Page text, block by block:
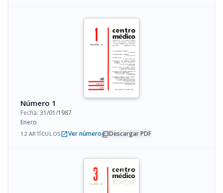
Número 1
Fecha: 31/01/1987
Enero
12 ARTÍCULOSopen_in_newVer númeropicture_as_pdfDescargar PDF